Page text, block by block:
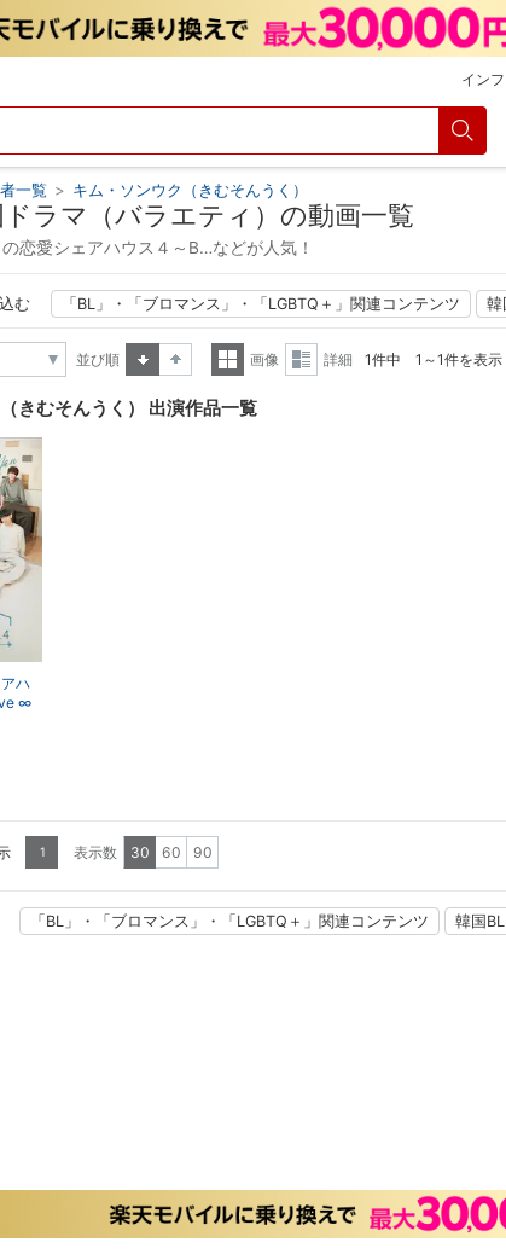
イン
一覧 > キム・ソンウク（きむそんうく）
ラマ（バラエティ）の動画一覧
恋愛シェアハウス４～B…などが人気！
む 「BL」・「ブロマンス」・「LGBTQ＋」関連コンテンツ 韓
並び順
画像
詳細 1件中 1～1件を表示
きむそんうく） 出演作品一覧
ハ
∞
～
1 表示数 30 60 90
「BL」・「ブロマンス」・「LGBTQ＋」関連コンテンツ 韓国BL